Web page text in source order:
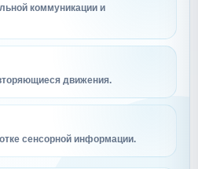
коммуникации и
движения.
сенсорной информации.